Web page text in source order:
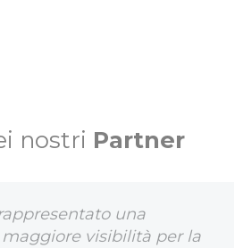
nostri Partner
una
visibilità per la